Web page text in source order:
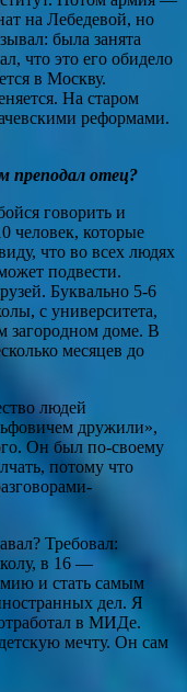
на Лебедевой, но
была занята
что это его обидело
в Москву.
На старом
реформами.
преподал отец?
говорить и
человек, которые
что во всех людях
подвести.
Буквально 5-6
с университета,
загородном доме. В
месяцев до
людей
дружили»,
Он был по-своему
потому что
Требовал:
в 16 —
и стать самым
дел. Я
в МИДе.
мечту. Он сам